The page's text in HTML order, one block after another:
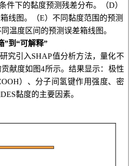
件下的黏度预测残差分布。（D）
线图。（E）不同黏度范围的预测
温度区间的预测误差箱线图。
”到“可解释”
究引入SHAP值分析方法，量化不
献度如图4所示。结果显示：极性
）、分子间氢键作用强度、密
DES黏度的主要因素。